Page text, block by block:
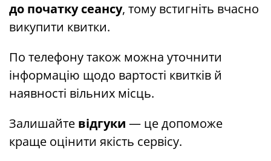
до початку сеансу, тому встигніть вчасно
викупити квитки.
По телефону також можна уточнити
інформацію щодо вартості квитків й
наявності вільних місць.
Залишайте відгуки — це допоможе
краще оцінити якість сервісу.